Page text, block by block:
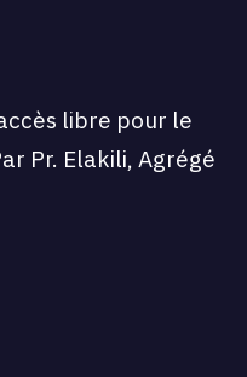
libre pour le
Pr. Elakili, Agrégé